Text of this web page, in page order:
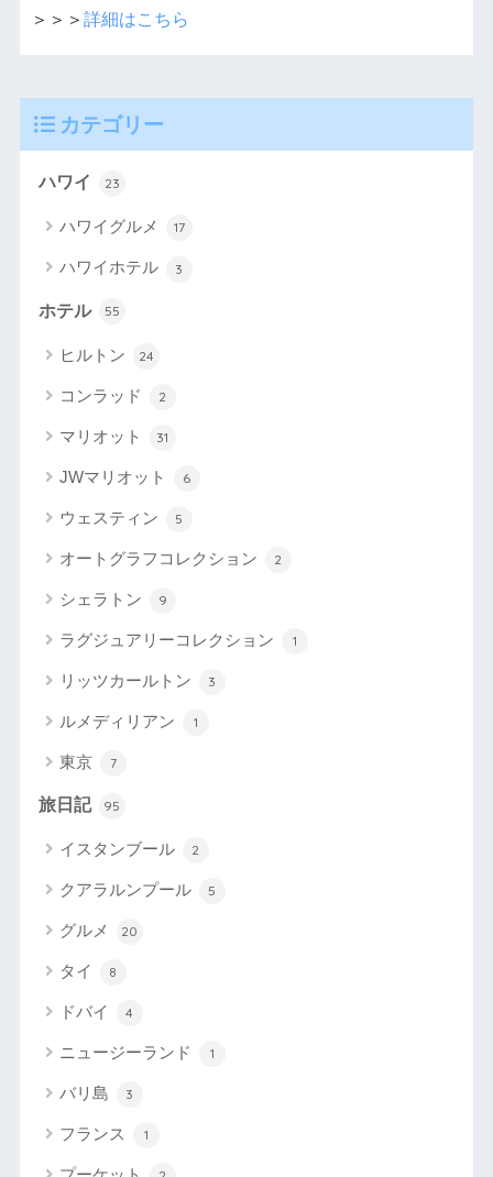
＞＞＞ 詳細はこちら
カテゴリー
ハワイ 23
ハワイグルメ 17
ハワイホテル 3
ホテル 55
ヒルトン 24
コンラッド 2
マリオット 31
JWマリオット 6
ウェスティン 5
オートグラフコレクション 2
シェラトン 9
ラグジュアリーコレクション 1
リッツカールトン 3
ルメディリアン 1
東京 7
旅日記 95
イスタンブール 2
クアラルンプール 5
グルメ 20
タイ 8
ドバイ 4
ニュージーランド 1
バリ島 3
フランス 1